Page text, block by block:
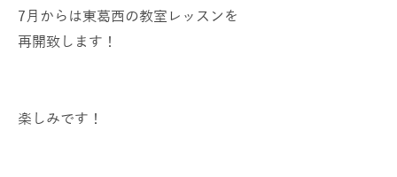
7月からは東葛西の教室レッスンを
再開致します！
楽しみです！